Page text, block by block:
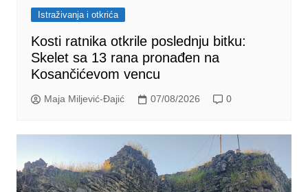
Istraživanja i otkrića
Kosti ratnika otkrile poslednju bitku:
Skelet sa 13 rana pronađen na
Kosančićevom vencu
Maja Miljević-Đajić 07/08/2026 0